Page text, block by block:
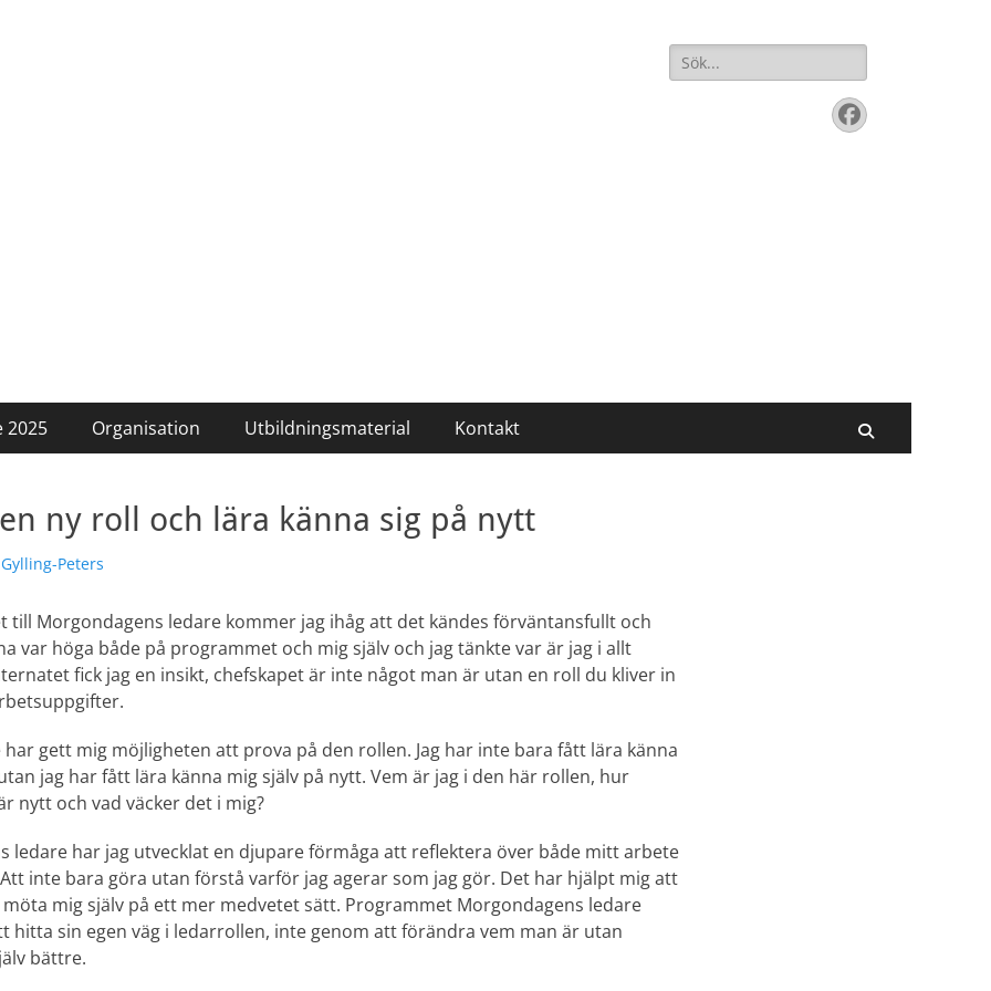
Sök
efter:
Facebook
2025 Organisation Utbildningsmaterial Kontakt
ny roll och lära känna sig på nytt
Peters
till Morgondagens ledare kommer jag ihåg att det kändes förväntansfullt och
var höga både på programmet och mig själv och jag tänkte var är jag i allt
fick jag en insikt, chefskapet är inte något man är utan en roll du kliver in
gett mig möjligheten att prova på den rollen. Jag har inte bara fått lära känna
jag har fått lära känna mig själv på nytt. Vem är jag i den här rollen, hur
nytt och vad väcker det i mig?
ledare har jag utvecklat en djupare förmåga att reflektera över både mitt arbete
inte bara göra utan förstå varför jag agerar som jag gör. Det har hjälpt mig att
mig själv på ett mer medvetet sätt. Programmet Morgondagens ledare
hitta sin egen väg i ledarrollen, inte genom att förändra vem man är utan
bättre.